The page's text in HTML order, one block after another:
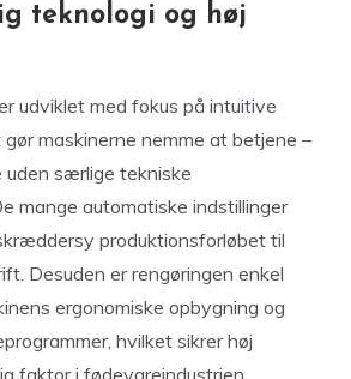
teknologi og høj
udviklet med fokus på intuitive
maskinerne nemme at betjene –
uden særlige tekniske
mange automatiske indstillinger
produktionsforløbet til
Desuden er rengøringen enkel
ergonomiske opbygning og
hvilket sikrer høj
faktor i fødevareindustrien.